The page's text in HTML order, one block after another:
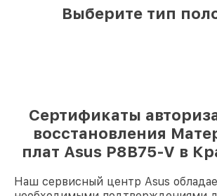
Выберите тип
Сертификаты
восстановления
плат Asus P8B75-V в
Наш сервисный центр Asus